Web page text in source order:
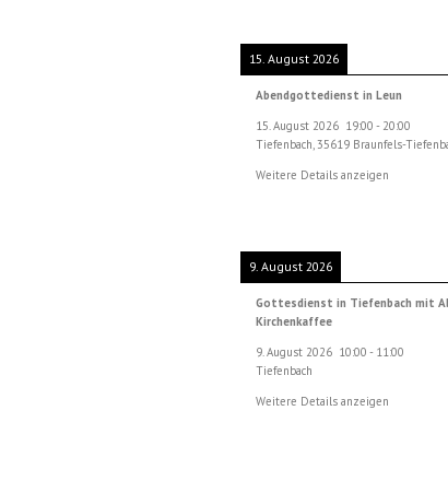
15. August 2026
Abendgottedienst in Leun
15. August 2026 19:00 - 20:00
Tiefenbach, 35619 Braunfels-
Weitere Details anzeigen
9. August 2026
Gottesdienst in Tiefenbach mit
Kirchenkaffee
9. August 2026 10:00 - 11:00
Tiefenbach
Weitere Details anzeigen